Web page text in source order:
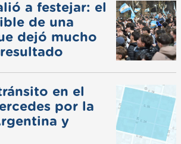
a festejar: el
de una
dejó mucho
en el
por la
y